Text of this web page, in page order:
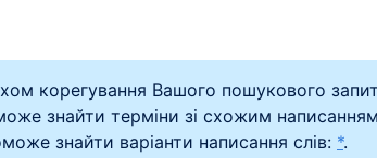
корегування Вашого пошукового
знайти терміни зі схожим
знайти варіанти написання слів: *.